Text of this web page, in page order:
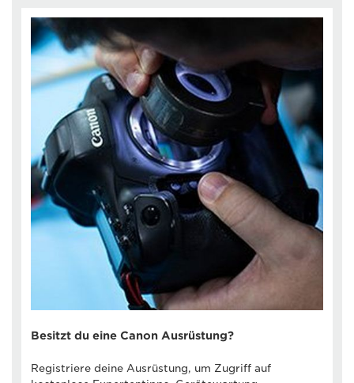
Besitzt du eine Canon Ausrüstung?
Registriere deine Ausrüstung, um Zugriff auf